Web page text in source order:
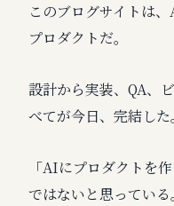
このブログサイトは
プロダクトだ。
設計から実装、QA、
べてが今日、完結した。
「AIにプロダクトを
ではないと思っている。